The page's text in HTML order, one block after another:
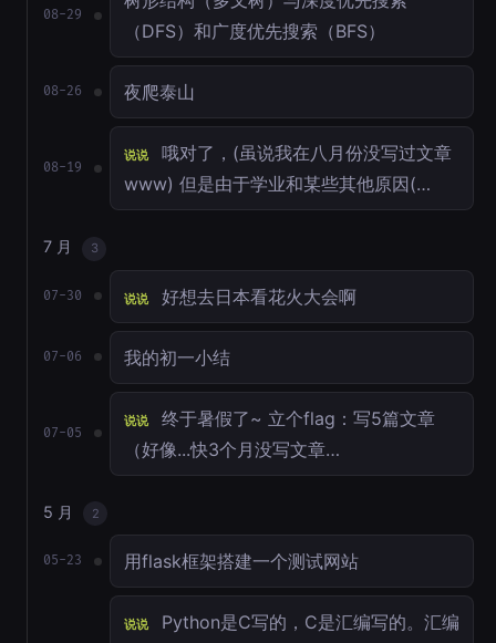
08-29
（DFS）和广度优先搜索（BFS）
08-26 夜爬泰山
08-19
说说
哦对了，(虽说我在八月份没写过文章
www) 但是由于学业和某些其他原因(…
7 月 3
07-30 说说 好想去日本看花火大会啊
07-06 我的初一小结
07-05
说说
终于暑假了~ 立个flag：写5篇文章
（好像...快3个月没写文章…
5 月 2
05-23 用flask框架搭建一个测试网站
说说
Python是C写的，C是汇编写的。汇编